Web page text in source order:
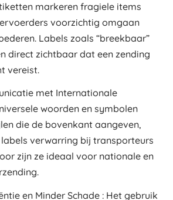
markeren fragiele items
voorzichtig omgaan
Labels zoals “breekbaar”
direct zichtbaar dat een zending
vereist.
met Internationale
woorden en symbolen
die de bovenkant aangeven,
verwarring bij transporteurs
zijn ze ideaal voor nationale en
en Minder Schade : Het gebruik